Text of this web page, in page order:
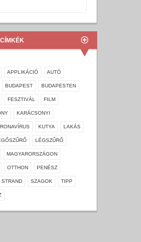
CÍMKÉK
APPLIKÁCIÓ AUTÓ
BUDAPEST BUDAPESTEN
FESZTIVÁL FILM
KARÁCSONYI
KUTYA LAKÁS
LÉGSZŰRŐ
MAGYARORSZÁGON
OTTHON PENÉSZ
STRAND SZAGOK TIPP